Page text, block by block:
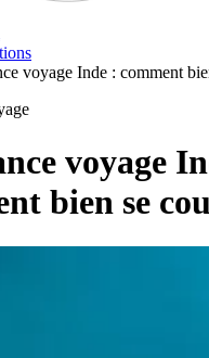
voyage Inde : comment
voyage
bien se